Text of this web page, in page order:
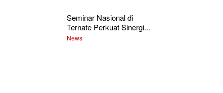
Seminar Nasional di
Ternate Perkuat Sinergi...
News